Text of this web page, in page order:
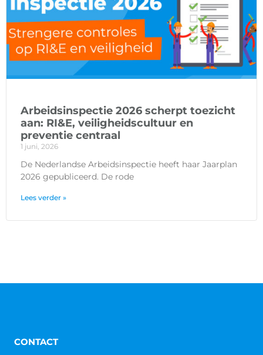
Arbeidsinspectie 2026 scherpt toezicht
aan: RI&E, veiligheidscultuur en
preventie centraal
1 juni, 2026
De Nederlandse Arbeidsinspectie heeft haar Jaarplan
2026 gepubliceerd. De rode
Lees verder »
CONTACT